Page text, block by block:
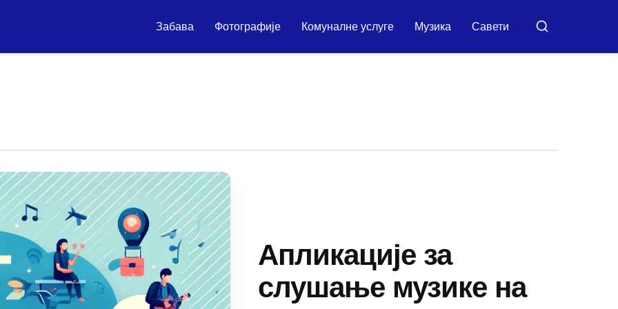
Забава Фотографије Комуналне услуге Музика Савети Претражи
Апликације за
слушање музике на